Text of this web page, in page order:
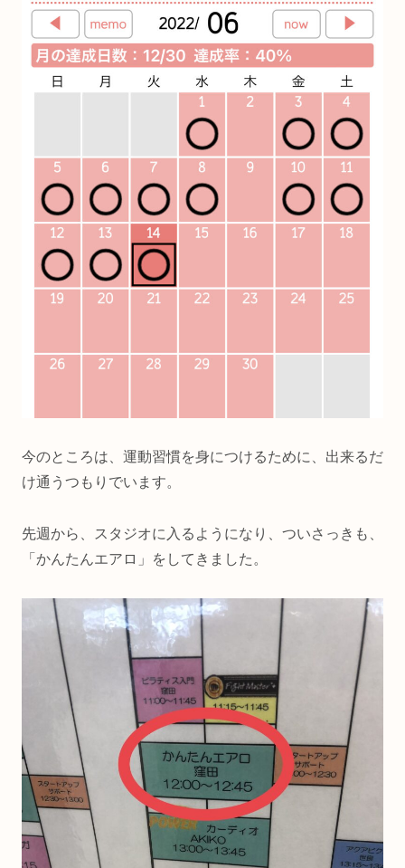
今のところは、運動習慣を身につけるために、出来るだ
け通うつもりでいます。
先週から、スタジオに入るようになり、ついさっきも、
「かんたんエアロ」をしてきました。